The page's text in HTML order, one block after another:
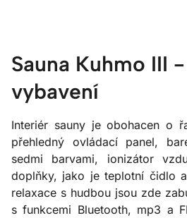
Sauna Kuhmo III
vybavení
Interiér sauny je obohacen o
přehledný ovládací panel,
sedmi barvami, ionizátor
doplňky, jako je teplotní čidlo
relaxace s hudbou jsou zde
s funkcemi Bluetooth, mp3 a